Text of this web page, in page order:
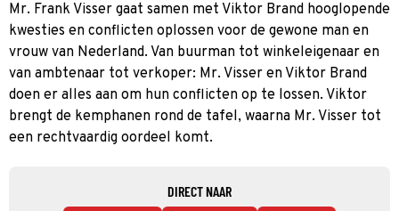
Mr. Frank Visser gaat samen met Viktor Brand hooglopende
kwesties en conflicten oplossen voor de gewone man en
vrouw van Nederland. Van buurman tot winkeleigenaar en
van ambtenaar tot verkoper: Mr. Visser en Viktor Brand
doen er alles aan om hun conflicten op te lossen. Viktor
brengt de kemphanen rond de tafel, waarna Mr. Visser tot
een rechtvaardig oordeel komt.
DIRECT NAAR